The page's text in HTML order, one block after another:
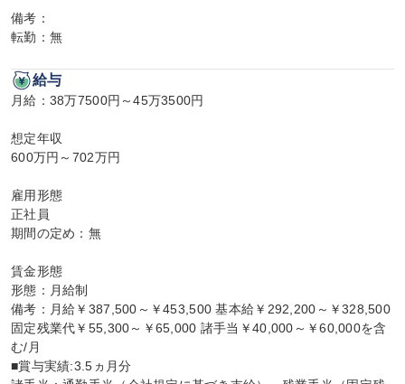
備考：
転勤：無
給与
月給：38万7500円～45万3500円
想定年収
600万円～702万円
雇用形態
正社員
期間の定め：無
賃金形態
形態：月給制
備考：月給￥387,500～￥453,500 基本給￥292,200～￥328,500
固定残業代￥55,300～￥65,000 諸手当￥40,000～￥60,000を含
む/月
■賞与実績:3.5ヵ月分